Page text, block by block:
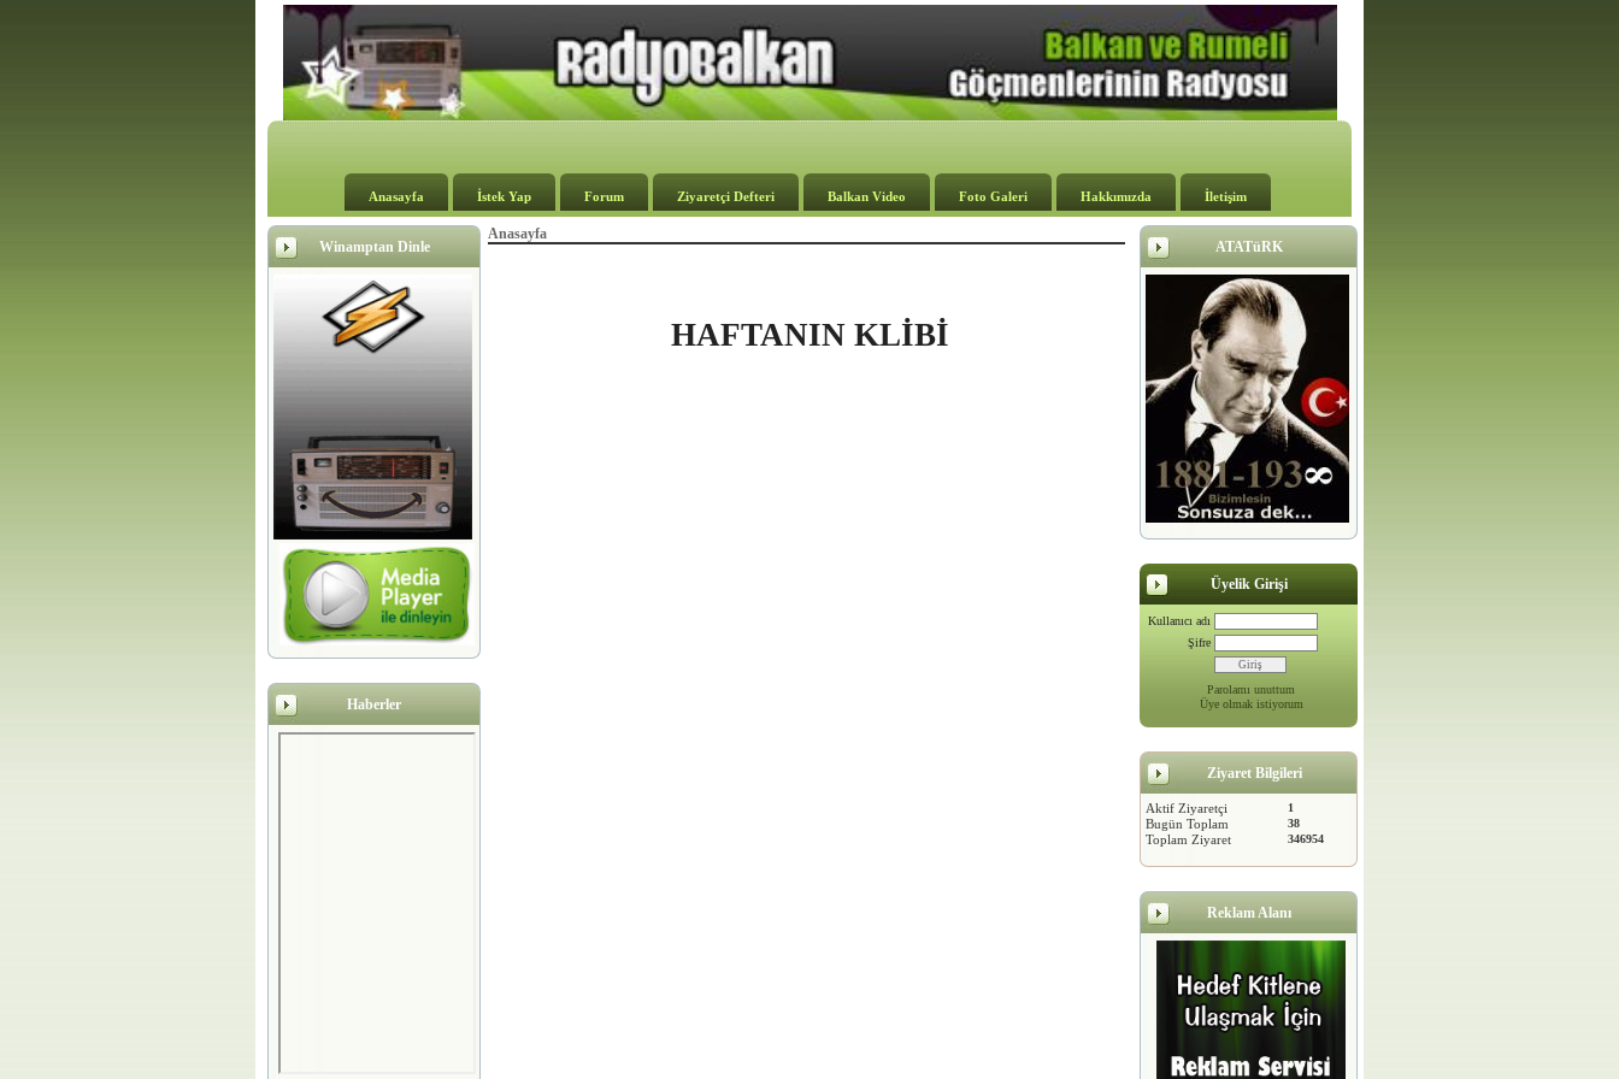
Anasayfa İstek Yap Forum Ziyaretçi Defteri Balkan Video Foto Galeri Hakkımızda İletişim
Winamptan Dinle
Haberler
Anasayfa
HAFTANIN KLİBİ
ATATüRK
Üyelik Girişi
Kullanıcı adı
Şifre
Parolamı unuttum
Üye olmak istiyorum
Ziyaret Bilgileri
Aktif Ziyaretçi 1
Bugün Toplam 38
Toplam Ziyaret 346954
Reklam Alanı